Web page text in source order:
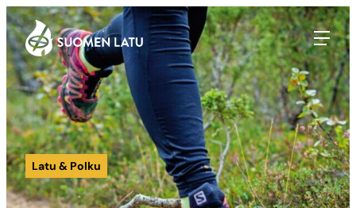
Siirry
suoraan
sisältöön
Suomen Latu
Latu & Polku